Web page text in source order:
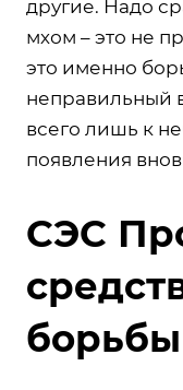
другие. Надо
мхом – это не
это именно
неправильный
всего лишь к
появления
СЭС